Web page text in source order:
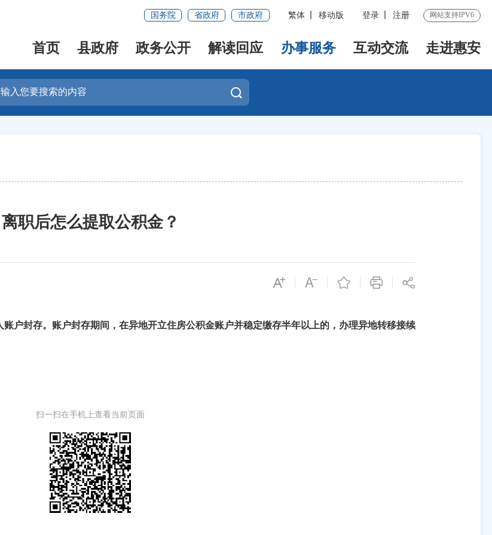
国务院 省政府 市政府 繁体 移动版 登录 注册 网站支持IPV6
首页 县政府 政务公开 解读回应 办事服务 互动交流 走进惠安
离职后怎么提取公积金？
户封存。账户封存期间，在异地开立住房公积金账户并稳定缴存半年以上的，办理异地转移接续
扫一扫在手机上查看当前页面